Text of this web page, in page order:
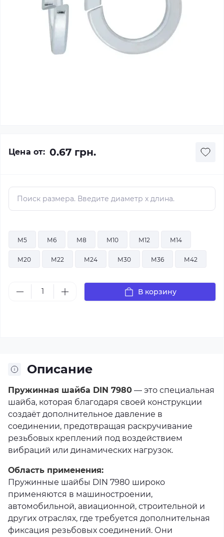
Цена от: 0.67 грн.
М5 М6 М8 М10 М12 М14
М20 М22 М24 М30 М36 М42
В корзину
Описание
Пружинная шайба DIN 7980 — это специальная
шайба, которая благодаря своей конструкции
создаёт дополнительное давление в
соединении, предотвращая раскручивание
резьбовых креплений под воздействием
вибраций или динамических нагрузок.
Область применения:
Пружинные шайбы DIN 7980 широко
применяются в машиностроении,
автомобильной, авиационной, строительной и
других отраслях, где требуется дополнительная
фиксация резьбовых соединений. Они